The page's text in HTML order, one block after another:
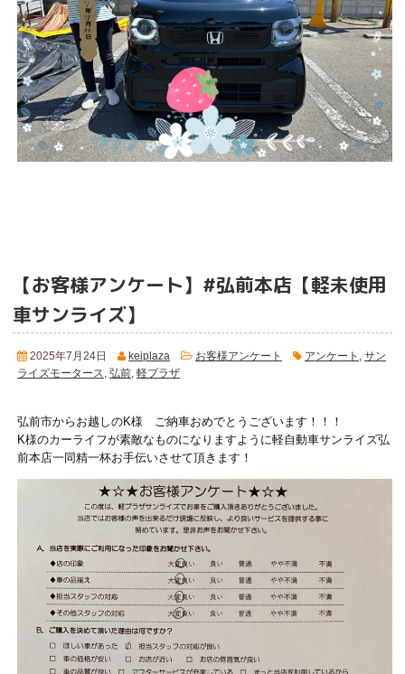
【お客様アンケート】#弘前本店【軽未使用
車サンライズ】
2025年7月24日 keiplaza お客様アンケート アンケート
サン
ライズモータース
弘前 軽プラザ
弘前市からお越しのK様 ご納車おめでとうございます！！！
K様のカーライフが素敵なものになりますように軽自動車サンライズ弘
前本店一同精一杯お手伝いさせて頂きます！